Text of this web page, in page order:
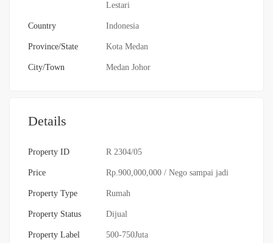
Lestari
Country Indonesia
Province/State Kota Medan
City/Town Medan Johor
Details
Property ID R 2304/05
Price Rp.900,000,000 / Nego sampai jadi
Property Type Rumah
Property Status Dijual
Property Label 500-750Juta